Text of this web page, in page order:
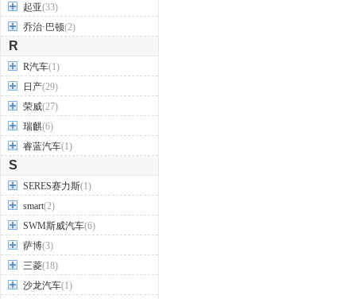
起亚(33)
乔治·巴顿(2)
R
R汽车(1)
日产(29)
荣威(27)
瑞麒(6)
睿蓝汽车(1)
S
SERES赛力斯(1)
smart(2)
SWM斯威汽车(6)
萨博(3)
三菱(18)
沙龙汽车(1)